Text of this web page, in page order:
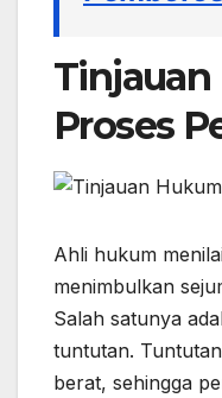
Proses
Ahli hukum
menimbulkan
Salah satunya
tuntutan.
berat, sehingga